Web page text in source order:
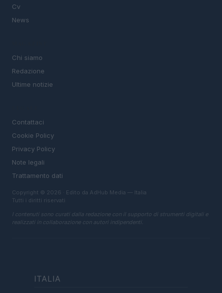
Cv
News
Chi siamo
Redazione
Ultime notizie
Contattaci
Cookie Policy
Privacy Policy
Note legali
Trattamento dati
Copyright © 2026 · Edito da AdHub Media — Italia
Tutti i diritti riservati
I contenuti sono curati dalla redazione con il supporto di strumenti digitali e
realizzati in collaborazione con autori indipendenti.
ITALIA